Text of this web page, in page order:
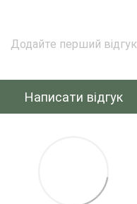
Додайте перший відгук
Написати відгук